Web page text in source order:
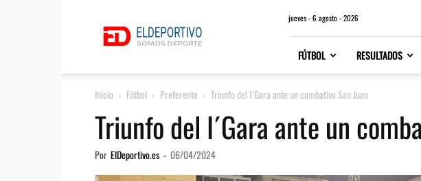
jueves - 6 agosto - 2026
FÚTBOL RESULTADOS
Inicio Fútbol Preferente Triunfo del I´Gara ante un combativo San Juan
Triunfo del I´Gara ante un
Por ElDeportivo.es - 06/04/2024